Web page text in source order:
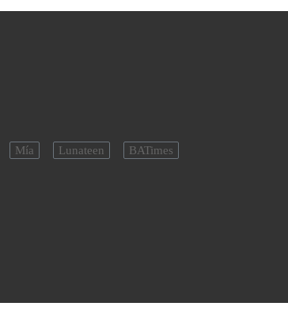
Mía Lunateen BATimes